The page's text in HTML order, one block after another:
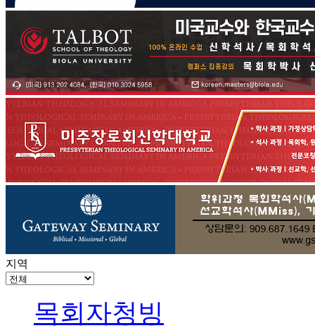
지역
목회자청빙